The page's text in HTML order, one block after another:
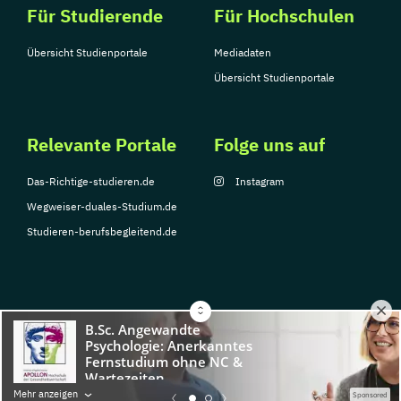
Mehr anzeigen Sponsored
Verfahrenstechnik
Zukunftsmanagement
Für Studierende
Übersicht Studienportale
Für Hochschulen
Mediadaten
Übersicht Studienportale
Relevante Portale
Das-Richtige-studieren.de
Wegweiser-duales-Studium.de
Studieren-berufsbegleitend.de
Folge uns auf
Instagram
© Copyright 2026, TarGroup Media GmbH
Impressum
Über
Datenschutzerklärung Nutzungsbedingungen